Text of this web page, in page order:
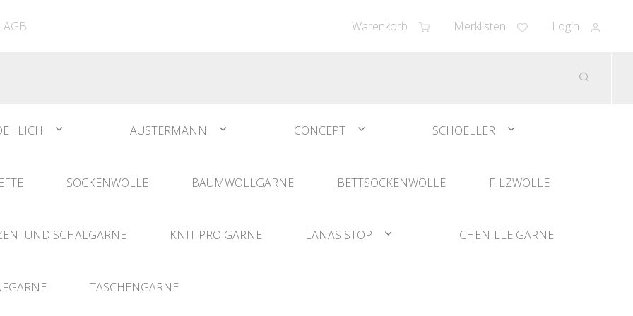
Warenkorb Merklisten Login
AGB
AUSTERMANN CONCEPT SCHOELLER
SOCKENWOLLE BAUMWOLLGARNE BETTSOCKENWOLLE FILZWOLLE
UND SCHALGARNE KNIT PRO GARNE LANAS STOP CHENILLE GARNE
TASCHENGARNE